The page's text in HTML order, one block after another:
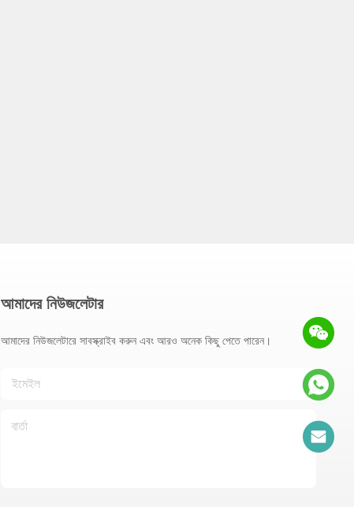
আমাদের নিউজলেটার
আমাদের নিউজলেটারে সাবস্ক্রাইব করুন এবং আরও অনেক কিছু পেতে পারেন।